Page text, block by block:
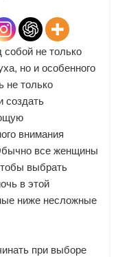
не только
но и особенного
не только
создать
внимания
все женщины
выбрать
в этой
ниже несложные
при выборе